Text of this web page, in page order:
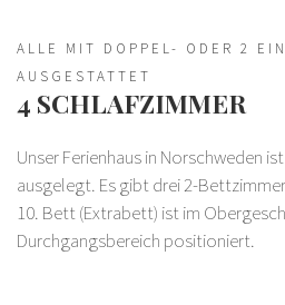
ALLE MIT DOPPEL- ODER 2
AUSGESTATTET
4 SCHLAFZIMMER
Unser Ferienhaus in Norschweden
ausgelegt. Es gibt drei 2-
10. Bett (Extrabett) ist im
Durchgangsbereich positioniert.